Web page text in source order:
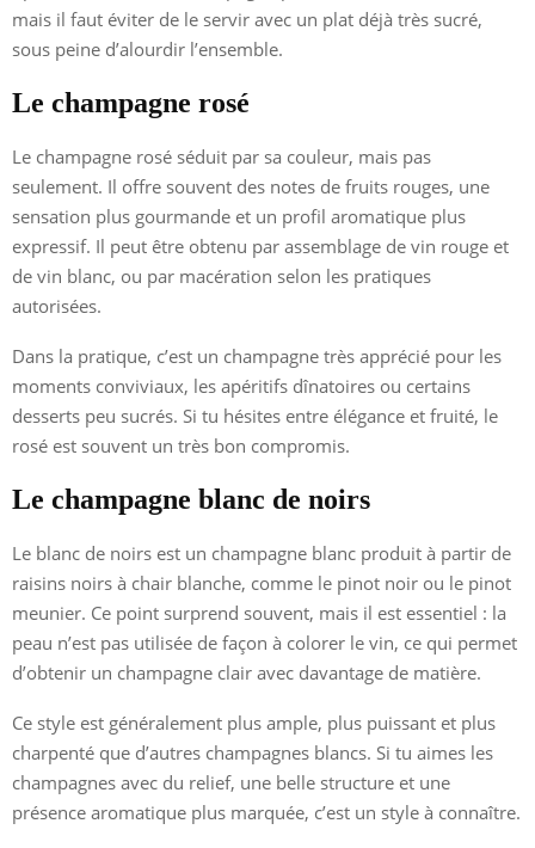
mais il faut éviter de le servir avec un plat déjà très sucré,
sous peine d’alourdir l’ensemble.
Le champagne rosé
Le champagne rosé séduit par sa couleur, mais pas
seulement. Il offre souvent des notes de fruits rouges, une
sensation plus gourmande et un profil aromatique plus
expressif. Il peut être obtenu par assemblage de vin rouge et
de vin blanc, ou par macération selon les pratiques
autorisées.
Dans la pratique, c’est un champagne très apprécié pour les
moments conviviaux, les apéritifs dînatoires ou certains
desserts peu sucrés. Si tu hésites entre élégance et fruité, le
rosé est souvent un très bon compromis.
Le champagne blanc de noirs
Le blanc de noirs est un champagne blanc produit à partir de
raisins noirs à chair blanche, comme le pinot noir ou le pinot
meunier. Ce point surprend souvent, mais il est essentiel : la
peau n’est pas utilisée de façon à colorer le vin, ce qui permet
d’obtenir un champagne clair avec davantage de matière.
Ce style est généralement plus ample, plus puissant et plus
charpenté que d’autres champagnes blancs. Si tu aimes les
champagnes avec du relief, une belle structure et une
présence aromatique plus marquée, c’est un style à connaître.